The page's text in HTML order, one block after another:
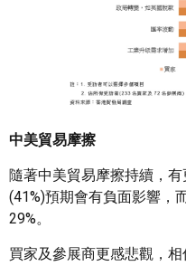
中美貿易摩擦
隨著中美貿易摩擦持續，
(41%)預期會有負面影響，
29%。
買家及參展商更感悲觀，